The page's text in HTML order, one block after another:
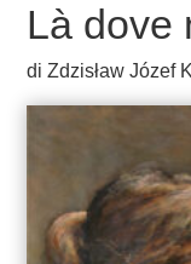
Là dove
di Zdzisław Józef